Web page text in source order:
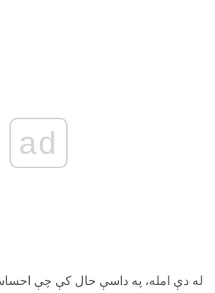
ad
له دې امله، په داسې حال کې چې